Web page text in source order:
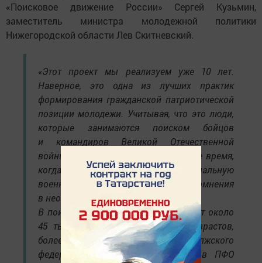
«Поисковое движение России» Сергей Кузьмин,
заместитель министра молодежной политики
Нижегородской области Лев Скитневский.
«Этот проект мы реализуем уже 10 лет.
Наверное, это одна из лучших практик
формирования гражданской патриотической
позиции молодежи. Учитывая, что это люди,
которые занимаются поиском бойцов
и командиров Великой Отечественной
войны, ни у кого из них в настоящее время,
когда наша страна проводит специальную
военную операцию, не возникает сомнения
в необходимости такой работы.
В поисковое движение России входит около
45 тысяч людей самых разных возрастов,
более 11 тысяч из них из Приволжского
федерального округа. За 10 лет в ПФО